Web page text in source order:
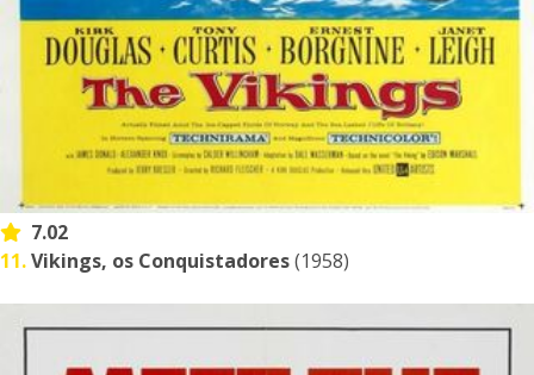
7.02
11.Vikings, os Conquistadores(1958)